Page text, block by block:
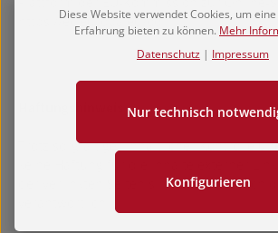
https://ec.europa.eu/odr
Trotz sorgfältiger inhaltlicher Kontrolle
der verlinkten Seiten sind ausschließlich
Diese Website verwendet Cookies, um
Erfahrung bieten zu können. Mehr
Datenschutz | Impressum
Nur technisch
Konfigurieren